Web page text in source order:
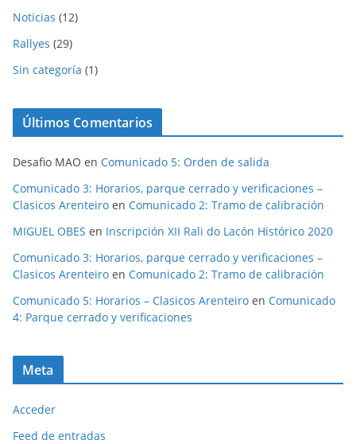
Noticias (12)
Rallyes (29)
Sin categoría (1)
Últimos Comentarios
Desafio MAO en Comunicado 5: Orden de salida
Comunicado 3: Horarios, parque cerrado y verificaciones –
Clasicos Arenteiro en Comunicado 2: Tramo de calibración
MIGUEL OBES en Inscripción XII Rali do Lacón Histórico 2020
Comunicado 3: Horarios, parque cerrado y verificaciones –
Clasicos Arenteiro en Comunicado 2: Tramo de calibración
Comunicado 5: Horarios – Clasicos Arenteiro en Comunicado
4: Parque cerrado y verificaciones
Meta
Acceder
Feed de entradas